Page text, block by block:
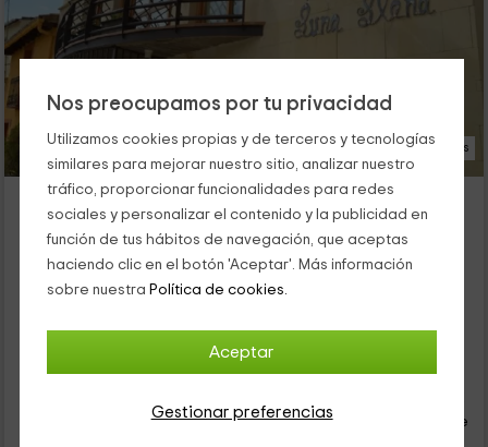
Nos preocupamos por tu privacidad
Utilizamos cookies propias y de terceros y tecnologías
similares para mejorar nuestro sitio, analizar nuestro
tráfico, proporcionar funcionalidades para redes
sociales y personalizar el contenido y la publicidad en
función de tus hábitos de navegación, que aceptas
haciendo clic en el botón 'Aceptar'. Más información
sobre nuestra Política de cookies.
Aceptar
Gestionar preferencias
16 Fotos
Hotel Rural Luna Llena
Alojamiento ubicado a 5.2km de Torrelaguna
Torremocha Del Jarama, Madrid
12 personas
Contacto directo
persona y noche